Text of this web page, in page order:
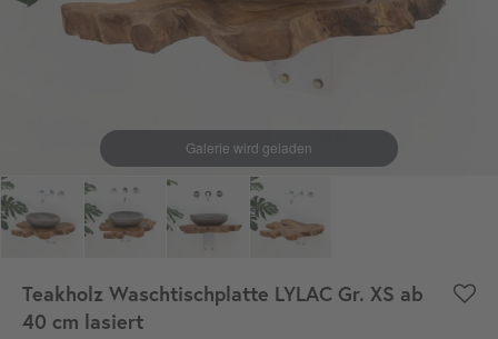
Teakholz Waschtischplatte LYLAC Gr. XS ab
40 cm lasiert